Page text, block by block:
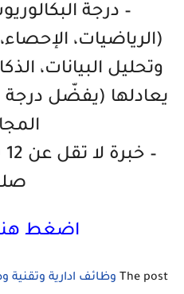
– درجة
(الرياضيات،
وتحليل البيانات،
يعادلها (يفضّل
اضغط هنا
The post وظائف ادارية